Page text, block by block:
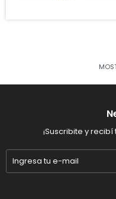
¡Suscribite y